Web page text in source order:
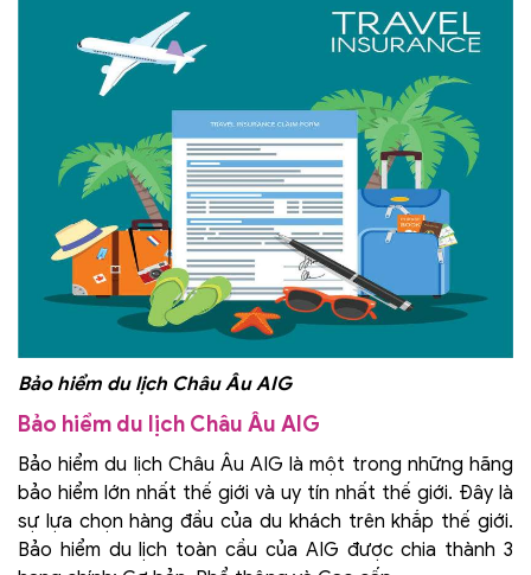
Bảo hiểm du lịch Châu Âu AIG
Bảo hiểm du lịch Châu Âu AIG
Bảo hiểm du lịch Châu Âu AIG là một trong những hãng
bảo hiểm lớn nhất thế giới và uy tín nhất thế giới. Đây là
sự lựa chọn hàng đầu của du khách trên khắp thế giới.
Bảo hiểm du lịch toàn cầu của AIG được chia thành 3